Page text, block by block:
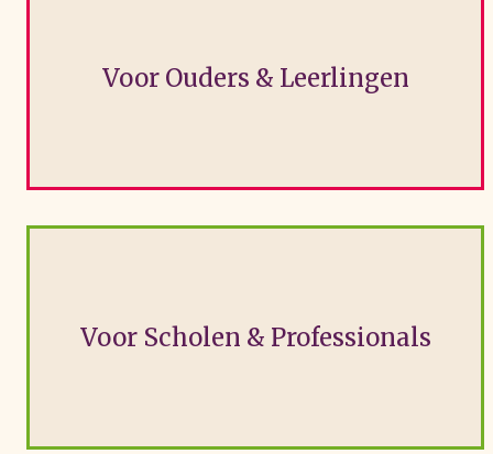
Voor Ouders & Leerlingen
Voor Scholen & Professionals